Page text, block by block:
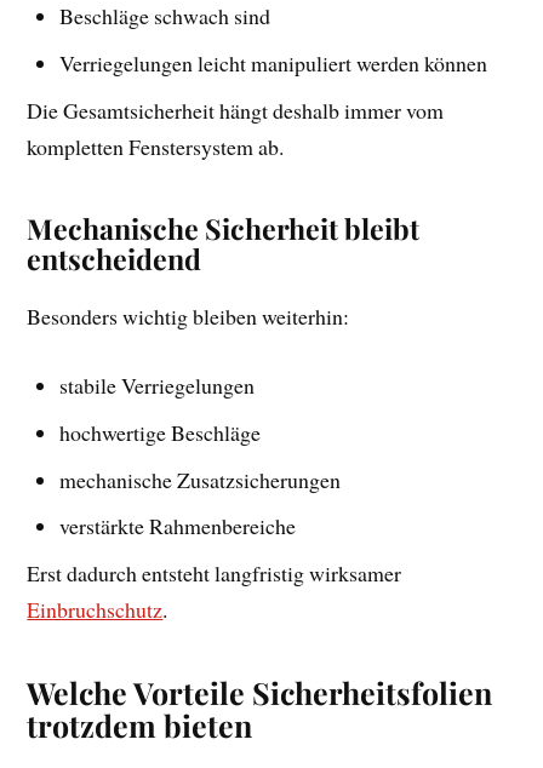
Beschläge schwach sind
Verriegelungen leicht manipuliert werden können
Die Gesamtsicherheit hängt deshalb immer vom
kompletten Fenstersystem ab.
Mechanische Sicherheit bleibt
entscheidend
Besonders wichtig bleiben weiterhin:
stabile Verriegelungen
hochwertige Beschläge
mechanische Zusatzsicherungen
verstärkte Rahmenbereiche
Erst dadurch entsteht langfristig wirksamer
Einbruchschutz.
Welche Vorteile Sicherheitsfolien
trotzdem bieten